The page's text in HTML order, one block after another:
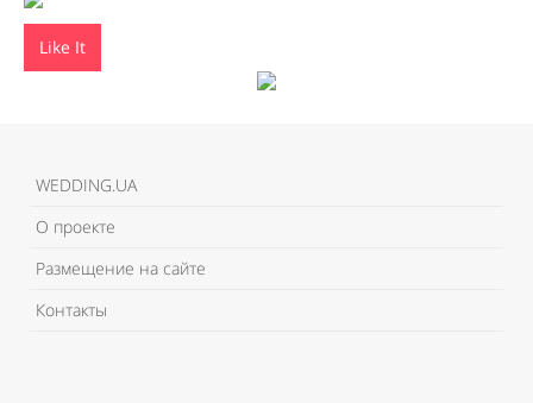
Like It
WEDDING.UA
О проекте
Размещение на сайте
Контакты